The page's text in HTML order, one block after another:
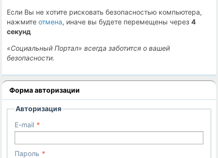
Если Вы не хотите рисковать безопасностью компьютера,
нажмитеотмена, иначе вы будете перемещены через4
секунд
«Социальный Портал» всегда заботится о вашей
безопасности.
Форма авторизации
Авторизация
E-mail
Пароль